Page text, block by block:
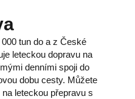
tun do a z České
leteckou dopravu na
denními spoji do
dobu cesty. Můžete
leteckou přepravu s